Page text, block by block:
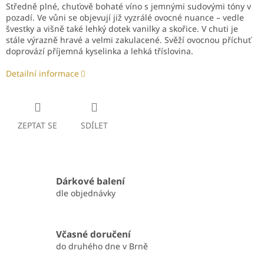
Středně plné, chuťově bohaté víno s jemnými sudovými tóny v
pozadí. Ve vůni se objevují již vyzrálé ovocné nuance – vedle
švestky a višně také lehký dotek vanilky a skořice. V chuti je
stále výrazně hravé a velmi zakulacené. Svěží ovocnou příchuť
doprovází příjemná kyselinka a lehká tříslovina.
Detailní informace
ZEPTAT SE SDÍLET
Dárkové balení
dle objednávky
Včasné doručení
do druhého dne v Brně